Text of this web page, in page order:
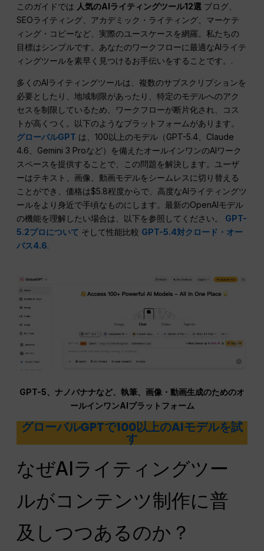
このガイドでは 人気のAIライティングツール12選 ブログ、
SEOライティング、アカデミック・ライティング、マーケテ
ィング・コピーなど、実際のユースケースを網羅。私たちの
目標はシンプルです。あなたのワークフローに最適なAIライテ
ィングツールを素早く見つけるお手伝いをすることです。.
多くのAIライティングツールは、複数のサブスクリプションを
必要としたり、地域制限があったり、特定のモデルへのアク
セスを制限しているため、ワークフローが断片化され、コス
トが高くつく。以下のようなプラットフォームがあります。
グローバルGPT は、100以上のモデル（GPT-5.4、Claude
4.6、Gemini 3 Proなど）を備えたオールインワンのAIワーク
スペースを提供することで、この問題を解決します。ユーザ
ーはテキスト、画像、動画モデルをシームレスに切り替える
ことができ、価格は$5.8程度からで、高度なAIライティングツ
ールをより身近で手頃なものにします。最新のOpenAIモデル
の機能を理解したい場合は、以下を参照してください。 GPT-
5.2プロについて そして性能比較 GPT-5.4対クロード・オー
パス4.6.
GPT-5、ナノバナナなど、執筆、画像・動画生成のためのオ
ールインワンAIプラットフォーム
グローバルGPTで100以上のAIモデルを試
す
なぜAIライティングツー
ルがコンテンツ制作に普
及しつつあるのか？